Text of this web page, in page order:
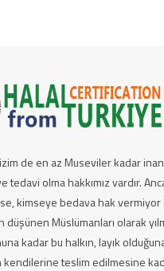
de en az Museviler kadar
tedavi olma hakkımız vardır.
kimseye bedava hak vermiyor
düşünen Müslümanları olarak
kadar bu halkın, layık
teslim edilmesine